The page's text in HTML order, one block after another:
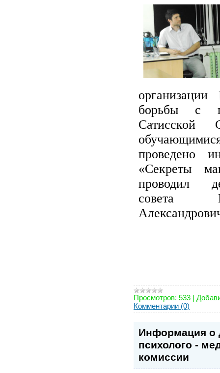
борьбы с
проведено
«Секреты
проводил
совета
Просмотров: 533 |
Комментарии (0)
Информация о
психолого -
комиссии